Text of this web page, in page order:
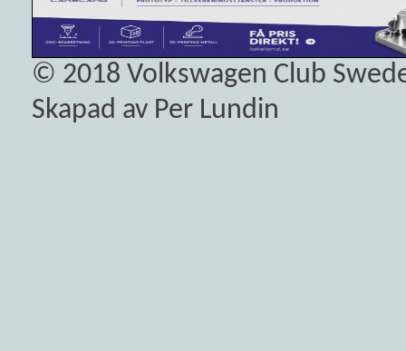
© 2018 Volkswagen Club
Skapad av Per Lundin